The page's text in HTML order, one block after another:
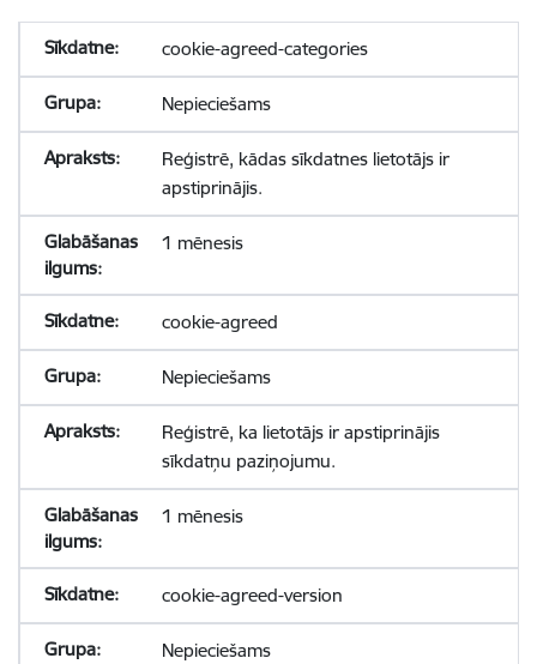
cookie-agreed-categories
Nepieciešams
Reģistrē, kādas sīkdatnes lietotājs ir
apstiprinājis.
1 mēnesis
cookie-agreed
Nepieciešams
Reģistrē, ka lietotājs ir apstiprinājis
sīkdatņu paziņojumu.
1 mēnesis
cookie-agreed-version
Nepieciešams